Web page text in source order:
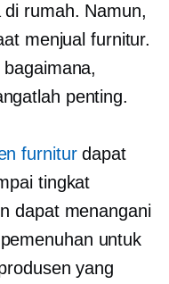
rumah. Namun,
menjual furnitur.
penting.
furniturdapat
tingkat
dapat menangani
untuk
yang